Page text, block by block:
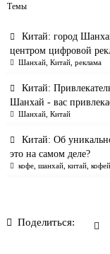
Темы
Китай: город
центром цифровой
Шанхай Китай реклама
Китай:
Шанхай - вас
Шанхай Китай
Китай: Об
это на самом деле?
кофе шанхай китай
Поделиться: